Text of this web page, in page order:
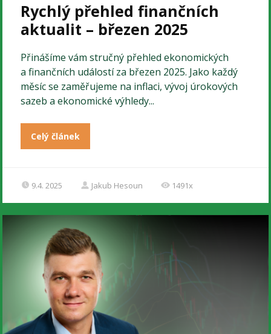
Rychlý přehled finančních
aktualit – březen 2025
Přinášíme vám stručný přehled ekonomických
a finančních událostí za březen 2025. Jako každý
měsíc se zaměřujeme na inflaci, vývoj úrokových
sazeb a ekonomické výhledy...
Celý článek
9.4. 2025 Jakub Hesoun 1491x